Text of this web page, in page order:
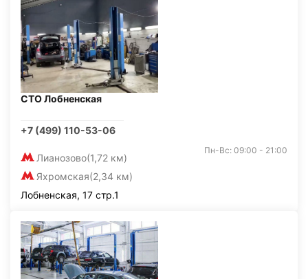
СТО Лобненская
+7 (499) 110-53-06
Лианозово(1,72 км)
Яхромская(2,34 км)
Пн-Вс: 09:00 - 21:00
Лобненская, 17 стр.1